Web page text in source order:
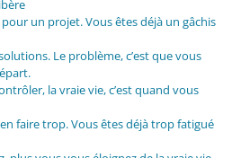
un projet. Vous êtes déjà un gâchis
Le problème, c’est que vous
la vraie vie, c’est quand vous
faire trop. Vous êtes déjà trop fatigué